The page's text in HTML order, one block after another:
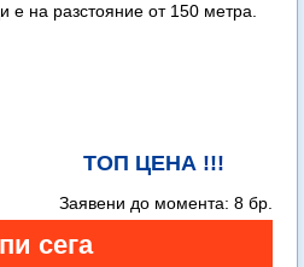
е на разстояние от 150 метра.
ТОП ЦЕНА !!!
Заявени до момента: 8 бр.